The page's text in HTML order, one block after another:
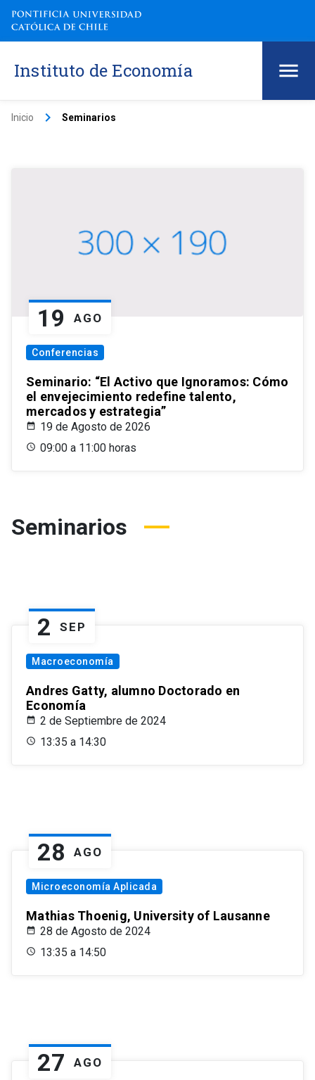
Instituto de Economía
Inicio keyboard_arrow_right Seminarios
19 AGO
Conferencias
Seminario: “El Activo que Ignoramos: Cómo
el envejecimiento redefine talento,
mercados y estrategia”
19 de Agosto de 2026
09:00 a 11:00 horas
Seminarios
2 SEP
Macroeconomía
Andres Gatty, alumno Doctorado en
Economía
2 de Septiembre de 2024
13:35 a 14:30
28 AGO
Microeconomía Aplicada
Mathias Thoenig, University of Lausanne
28 de Agosto de 2024
13:35 a 14:50
27 AGO